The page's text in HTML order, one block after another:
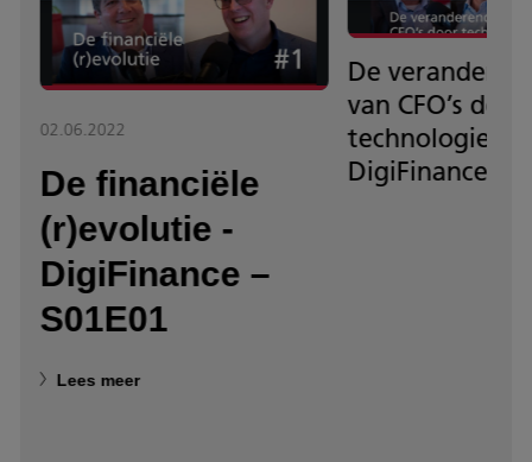
02.06.2022
De financiële
(r)evolutie -
DigiFinance –
S01E01
Lees meer
De
van CFO’s door
technologie -
DigiFinance –